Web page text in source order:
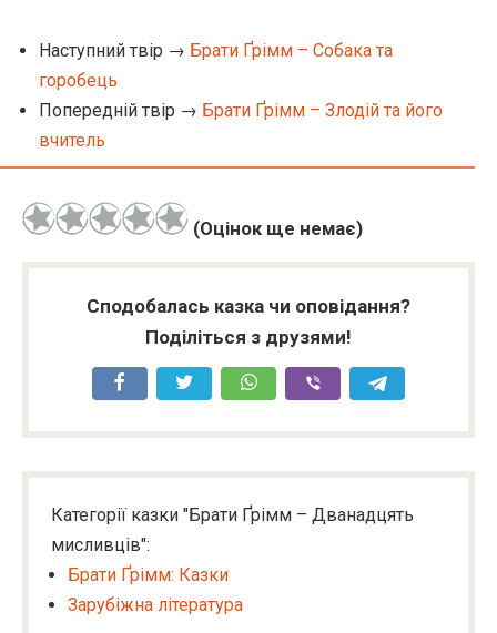
Наступний твір → Брати Ґрімм – Собака та
горобець
Попередній твір → Брати Ґрімм – Злодій та його
вчитель
(Оцінок ще немає)
Сподобалась казка чи оповідання?
Поділіться з друзями!
Категорії казки "Брати Ґрімм – Дванадцять
мисливців":
Брати Ґрімм: Казки
Зарубіжна література